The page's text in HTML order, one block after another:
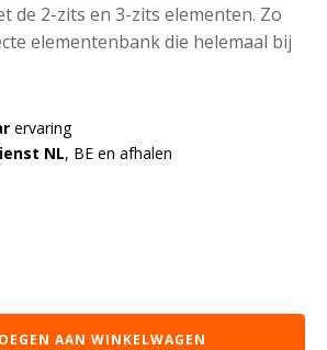
de 2-zits en 3-zits elementen. Zo
elementenbank die helemaal bij
ervaring
NL, BE en afhalen
AAN WINKELWAGEN